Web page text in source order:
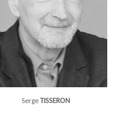
SergeTISSERON